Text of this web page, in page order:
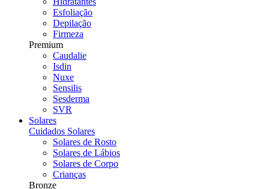
Esfoliação
Depilação
Firmeza
Premium
Caudalie
Isdin
Nuxe
Sensilis
Sesderma
SVR
Solares
Cuidados Solares
Solares de Rosto
Solares de Lábios
Solares de Corpo
Crianças
Bronze